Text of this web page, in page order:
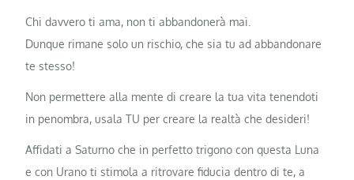
Chi davvero ti ama, non ti abbandonerà mai.
Dunque rimane solo un rischio, che sia tu ad abbandonare
te stesso!
Non permettere alla mente di creare la tua vita tenendoti
in penombra, usala TU per creare la realtà che desideri!
Affidati a Saturno che in perfetto trigono con questa Luna
e con Urano ti stimola a ritrovare fiducia dentro di te, a